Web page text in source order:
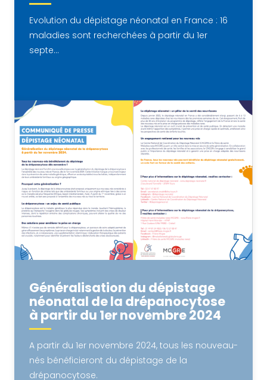
Evolution du dépistage néonatal en France : 16
maladies sont recherchées à partir du 1er
septe...
Généralisation du dépistage
néonatal de la drépanocytose
à partir du 1er novembre 2024
A partir du 1er novembre 2024, tous les nouveau-
nés bénéficieront du dépistage de la
drépanocytose.